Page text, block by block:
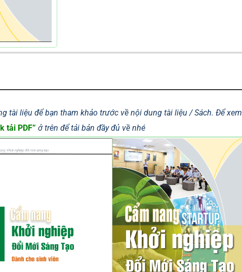
tài liệu để bạn tham khảo trước về nội dung tài liệu / Sách. Để xem
tải PDF” ở trên để tải bản đầy đủ về nhé